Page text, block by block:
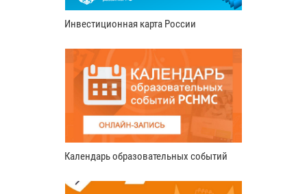
Инвестиционная карта России
Календарь образовательных событий